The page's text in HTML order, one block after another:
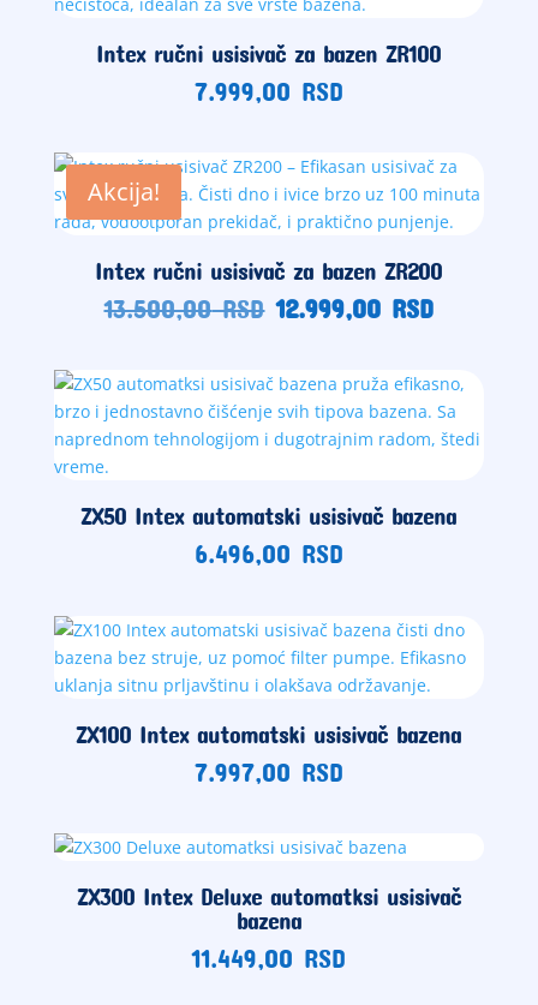
Intex ručni usisivač za bazen ZR100
7.999,00 RSD
Akcija!
Intex ručni usisivač za bazen ZR200
13.500,00RSD Originalna
bila:
13.500,00
RSD.
12.999,00 RSDTrenutna
12.999,00
RSD.
ZX50 Intex automatski usisivač bazena
6.496,00 RSD
ZX100 Intex automatski usisivač bazena
7.997,00 RSD
ZX300 Intex Deluxe automatksi usisivač
bazena
11.449,00 RSD